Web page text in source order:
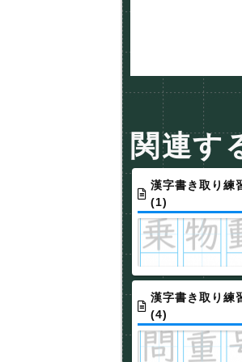
関連す
漢字書き取り練
(1)
漢字書き取り練
(4)